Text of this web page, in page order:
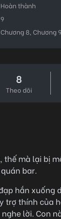
Hoàn thành
9
Chương 8, Chương 9
8
Theo dõi
thế mà lại bị
bar.
hắn xuống
trợ thính của
lời. Con